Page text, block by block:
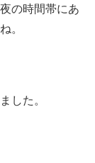
の時間帯にあ
。
した。